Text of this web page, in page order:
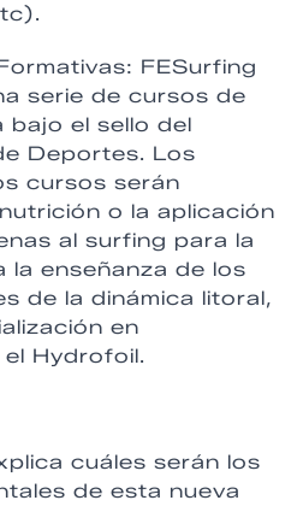
FESurfing
serie de cursos de
bajo el sello del
Deportes. Los
cursos serán
o la aplicación
al surfing para la
la enseñanza de los
de la dinámica litoral,
en
Hydrofoil.
cuáles serán los
de esta nueva